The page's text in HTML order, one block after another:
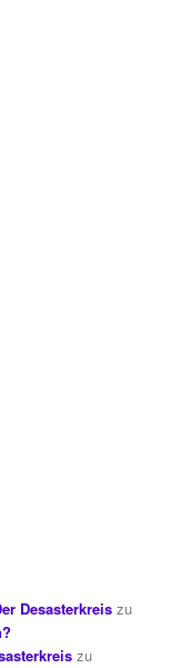
Desasterkreis zu
zu